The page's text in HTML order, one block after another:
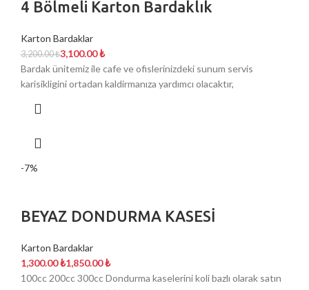
4 Bölmeli Karton Bardaklık
Karton Bardaklar
3,200.00₺3,100.00₺
Bardak ünitemiz ile cafe ve ofislerinizdeki sunum servis
karisikligini ortadan kaldirmanıza yardımcı olacaktır,
-7%
BEYAZ DONDURMA KASESİ
Karton Bardaklar
₺
₺
100cc 200cc 300cc Dondurma kaselerini koli bazlı olarak satın